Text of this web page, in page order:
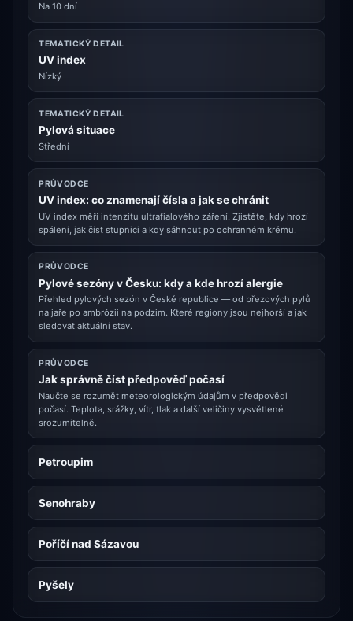
Na 10 dní
TEMATICKÝ DETAIL
UV index
Nízký
TEMATICKÝ DETAIL
Pylová situace
Střední
PRŮVODCE
UV index: co znamenají čísla a jak se chránit
UV index měří intenzitu ultrafialového záření. Zjistěte, kdy hrozí
spálení, jak číst stupnici a kdy sáhnout po ochranném krému.
PRŮVODCE
Pylové sezóny v Česku: kdy a kde hrozí alergie
Přehled pylových sezón v České republice — od březových pylů
na jaře po ambrózii na podzim. Které regiony jsou nejhorší a jak
sledovat aktuální stav.
PRŮVODCE
Jak správně číst předpověď počasí
Naučte se rozumět meteorologickým údajům v předpovědi
počasí. Teplota, srážky, vítr, tlak a další veličiny vysvětlené
srozumitelně.
Petroupim
Senohraby
Poříčí nad Sázavou
Pyšely